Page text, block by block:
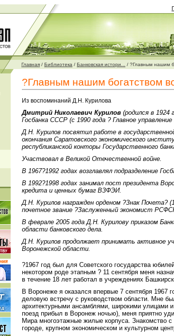
Главная / Библиотека / Банковская истори... / ?Главным нашим
?Главным нашим богатством
Из воспоминаний Д.Н. Курилова
Дмитрий Николаевич Курилов (родился в 1924
Госбанка СССР (с 1990 года ? Главное
Д.Н. Курилов посвятил работе в
окончания Саратовского экономического
республиканской конторы Государственного
Участвовал в Великой Отечественной войне.
В 1967?1992 годах возглавлял подразделение
В 1992?1998 годах занимал пост президента
кредита и ценных бумаг ВЗФЭИ.
Д.Н. Курилов награжден орденом ?Знак Почета?
почетное звание ?Заслуженный экономист
В феврале 2005 года Д.Н. Курилову приказом
области банковского дела.
Д.Н. Курилов продолжает принимать активное
Воронежской области.
?1967 год был для Советского государства
некотором роде этапным ? 11 сентября меня
в течение 18 лет работал в учреждениях
В Воронеже я оказался впервые 7 сентября 1967
деловую встречу с руководством области. Мне
архитектурными ансамблями, широкими улицами
поезд прибыл в Воронеж ночью), меня приятно
Мира многоэтажные жилые корпуса. Знакомство
городе, крупном экономическом и культурном